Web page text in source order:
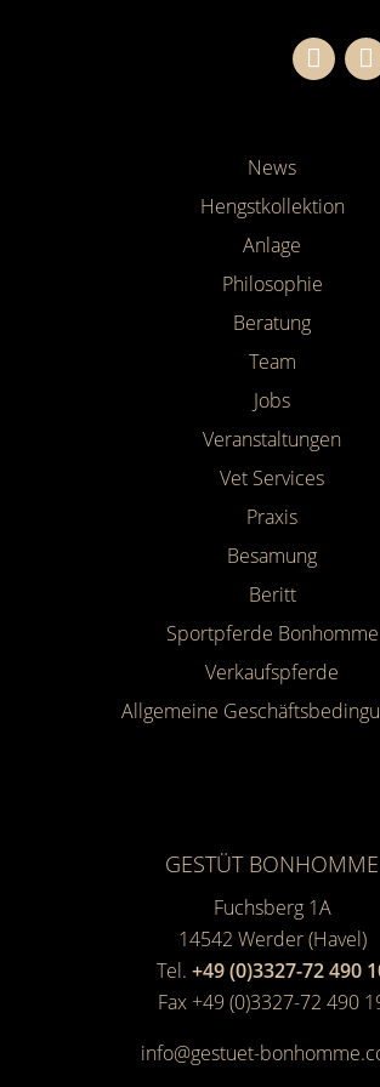
News
Hengstkollektion
Anlage
Philosophie
Beratung
Team
Jobs
Veranstaltungen
Vet Services
Praxis
Besamung
Beritt
Sportpferde Bonhomme
Verkaufspferde
Allgemeine
GESTÜT BONHOMME
Fuchsberg 1A
14542 Werder (Havel)
Tel. +49 (0)3327-72 490
Fax +49 (0)3327-72 490
info@gestuet-